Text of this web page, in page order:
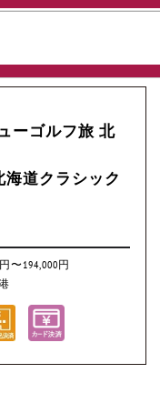
ーゴルフ旅 北
道クラシック
〜194,000円